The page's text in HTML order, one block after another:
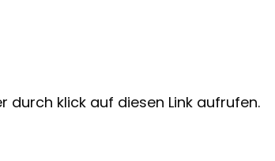
durch klick auf diesen Link aufrufen.